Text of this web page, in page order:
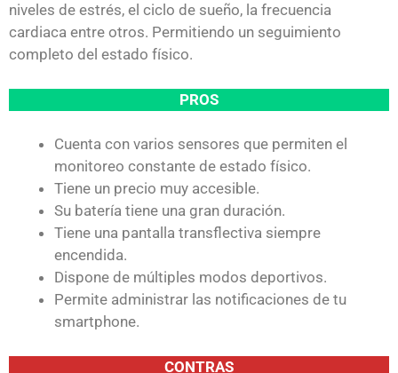
niveles de estrés, el ciclo de sueño, la frecuencia
cardiaca entre otros. Permitiendo un seguimiento
completo del estado físico.
PROS
Cuenta con varios sensores que permiten el
monitoreo constante de estado físico.
Tiene un precio muy accesible.
Su batería tiene una gran duración.
Tiene una pantalla transflectiva siempre
encendida.
Dispone de múltiples modos deportivos.
Permite administrar las notificaciones de tu
smartphone.
CONTRAS